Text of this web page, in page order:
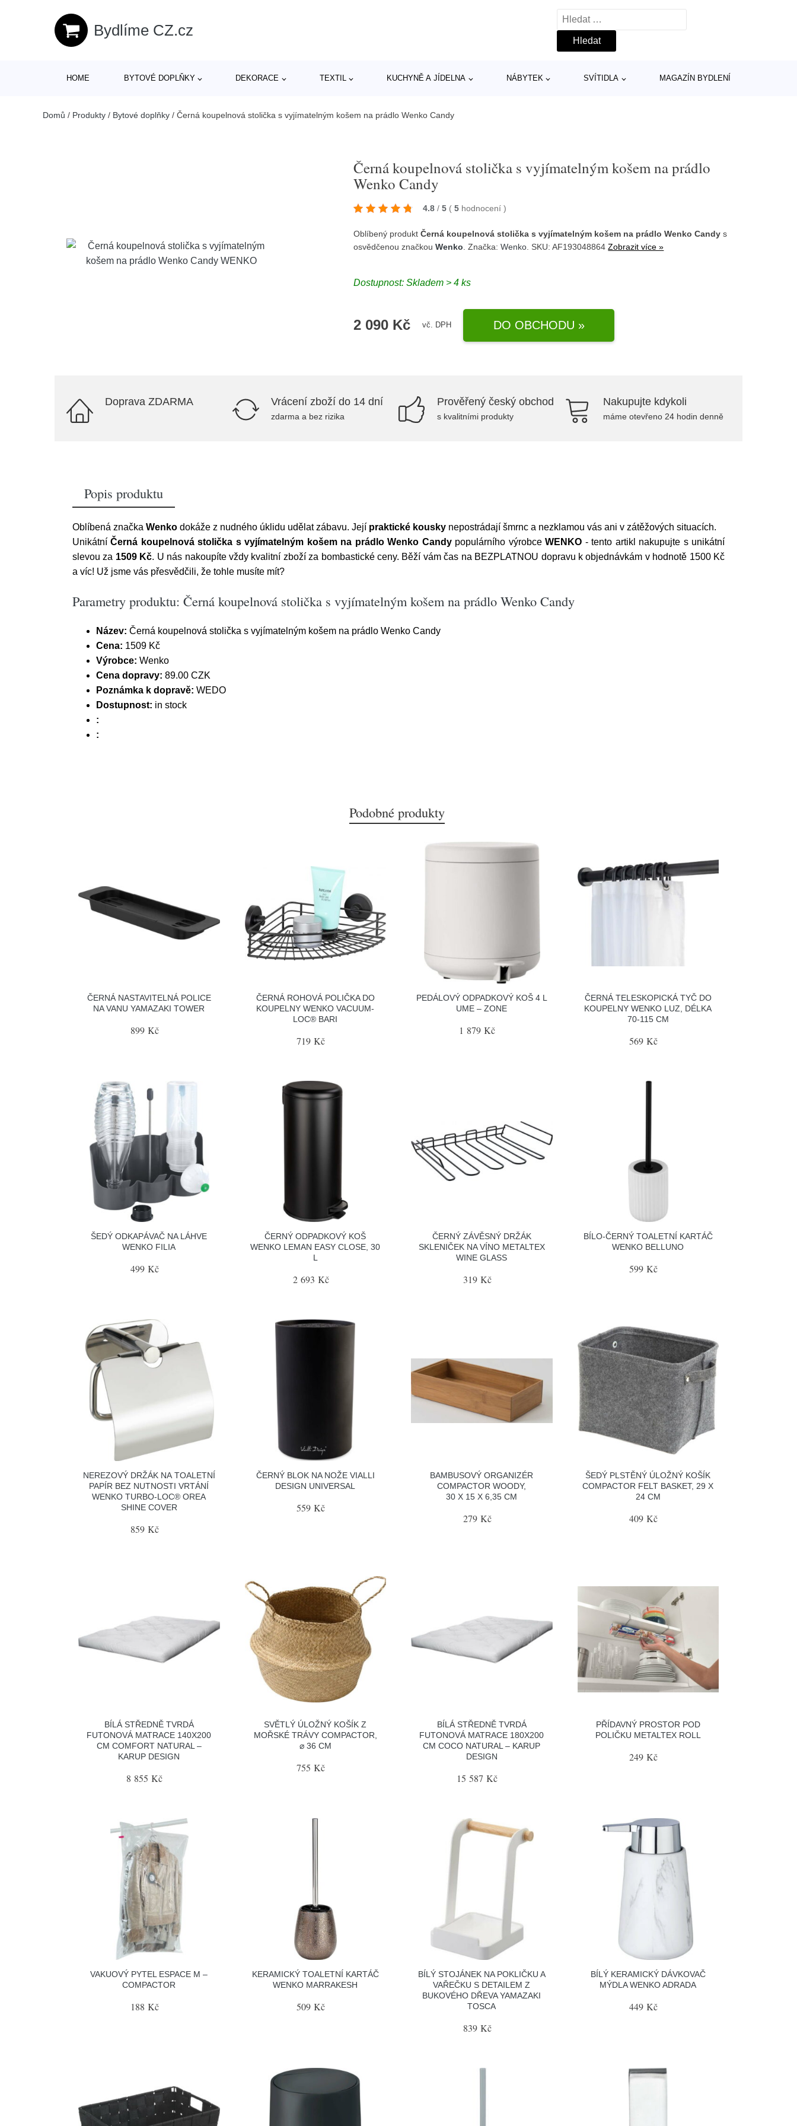
Bydlíme CZ.cz
Vyhledávání
HOME BYTOVÉ DOPLŇKY DEKORACE TEXTIL KUCHYNĚ A JÍDELNA NÁBYTEK SVÍTIDLA MAGAZÍN BYDLENÍ
Domů / Produkty / Bytové doplňky / Černá koupelnová stolička s vyjímatelným košem na prádlo Wenko Candy
Černá koupelnová stolička s vyjímatelným košem na prádlo
Wenko Candy
4.8 / 5 ( 5 hodnocení)
Oblíbený produktČerná koupelnová stolička s vyjímatelným košem na prádlo Wenko Candy s
osvědčenou značkouWenko . Značka:Wenko . SKU: AF193048864Zobrazit více »
Dostupnost:Skladem > 4 ks
2 090 Kč vč. DPH DO OBCHODU »
Doprava ZDARMA Vrácení zboží do 14 dní
zdarma a bez rizika
Prověřený český obchod
s kvalitními produkty
Nakupujte kdykoli
máme otevřeno 24 hodin denně
Popis produktu
Oblíbená značka Wenko dokáže z nudného úklidu udělat zábavu. Její praktické kousky nepostrádají šmrnc a nezklamou vás ani v zátěžových situacích.
UnikátníČerná koupelnová stolička s vyjímatelným košem na prádlo Wenko Candypopulárního výrobceWENKO - tento artikl nakupujte s unikátní
slevou za 1509 Kč. U nás nakoupíte vždy kvalitní zboží za bombastické ceny. Běží vám čas na BEZPLATNOU dopravu k objednávkám v hodnotě 1500 Kč
a víc! Už jsme vás přesvědčili, že tohle musíte mít?
Parametry produktu: Černá koupelnová stolička s vyjímatelným košem na prádlo Wenko Candy
Název: Černá koupelnová stolička s vyjímatelným košem na prádlo Wenko Candy
Cena: 1509 Kč
Výrobce: Wenko
Cena dopravy: 89.00 CZK
Poznámka k dopravě: WEDO
Dostupnost: in stock
:
:
Podobné produkty
ČERNÁ NASTAVITELNÁ POLICE
NA VANU YAMAZAKI TOWER
899 Kč
ČERNÁ ROHOVÁ POLIČKA DO
KOUPELNY WENKO VACUUM-
LOC® BARI
719 Kč
PEDÁLOVÝ ODPADKOVÝ KOŠ 4 L
UME – ZONE
1 879 Kč
ČERNÁ TELESKOPICKÁ TYČ DO
KOUPELNY WENKO LUZ, DÉLKA
70-115 CM
569 Kč
ŠEDÝ ODKAPÁVAČ NA LÁHVE
WENKO FILIA
499 Kč
ČERNÝ ODPADKOVÝ KOŠ
WENKO LEMAN EASY CLOSE, 30
L
2 693 Kč
ČERNÝ ZÁVĚSNÝ DRŽÁK
SKLENIČEK NA VÍNO METALTEX
WINE GLASS
319 Kč
BÍLO-ČERNÝ TOALETNÍ KARTÁČ
WENKO BELLUNO
599 Kč
NEREZOVÝ DRŽÁK NA TOALETNÍ
PAPÍR BEZ NUTNOSTI VRTÁNÍ
WENKO TURBO-LOC® OREA
SHINE COVER
859 Kč
ČERNÝ BLOK NA NOŽE VIALLI
DESIGN UNIVERSAL
559 Kč
BAMBUSOVÝ ORGANIZÉR
COMPACTOR WOODY,
30 X 15 X 6,35 CM
279 Kč
ŠEDÝ PLSTĚNÝ ÚLOŽNÝ KOŠÍK
COMPACTOR FELT BASKET, 29 X
24 CM
409 Kč
BÍLÁ STŘEDNĚ TVRDÁ
FUTONOVÁ MATRACE 140X200
CM COMFORT NATURAL –
KARUP DESIGN
8 855 Kč
SVĚTLÝ ÚLOŽNÝ KOŠÍK Z
MOŘSKÉ TRÁVY COMPACTOR,
⌀ 36 CM
755 Kč
BÍLÁ STŘEDNĚ TVRDÁ
FUTONOVÁ MATRACE 180X200
CM COCO NATURAL – KARUP
DESIGN
15 587 Kč
PŘÍDAVNÝ PROSTOR POD
POLIČKU METALTEX ROLL
249 Kč
VAKUOVÝ PYTEL ESPACE M –
COMPACTOR
188 Kč
KERAMICKÝ TOALETNÍ KARTÁČ
WENKO MARRAKESH
509 Kč
BÍLÝ STOJÁNEK NA POKLIČKU A
VAŘEČKU S DETAILEM Z
BUKOVÉHO DŘEVA YAMAZAKI
TOSCA
839 Kč
BÍLÝ KERAMICKÝ DÁVKOVAČ
MÝDLA WENKO ADRADA
449 Kč